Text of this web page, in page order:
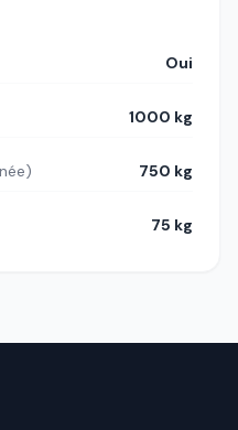
Oui
1000 kg
750 kg
75 kg